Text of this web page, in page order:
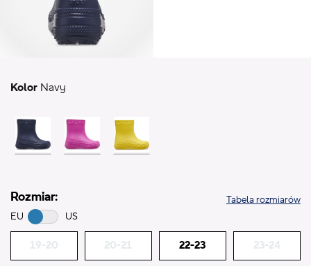
Kolor Navy
Rozmiar:
EU US
Tabela rozmiarów
19-20 20-21 22-23 23-24